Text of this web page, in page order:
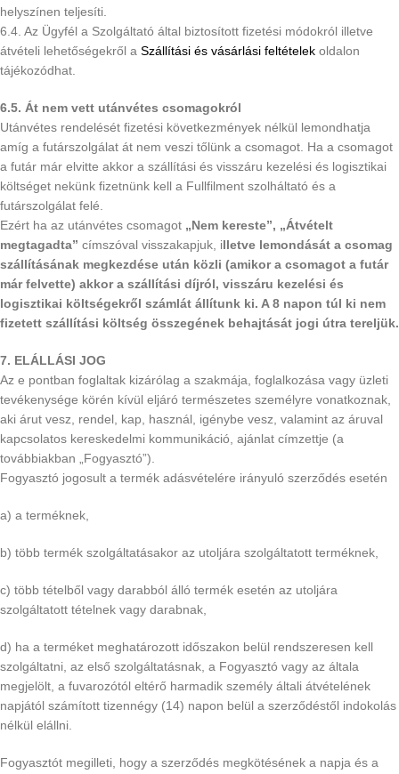
helyszínen teljesíti.
6.4. Az Ügyfél a Szolgáltató által biztosított fizetési módokról illetve
átvételi lehetőségekről a Szállítási és vásárlási feltételek oldalon
tájékozódhat.
6.5. Át nem vett utánvétes csomagokról
Utánvétes rendelését fizetési következmények nélkül lemondhatja
amíg a futárszolgálat át nem veszi tőlünk a csomagot. Ha a csomagot
a futár már elvitte akkor a szállítási és visszáru kezelési és logisztikai
költséget nekünk fizetnünk kell a Fullfilment szolháltató és a
futárszolgálat felé.
Ezért ha az utánvétes csomagot „Nem kereste”, „Átvételt
megtagadta” címszóval visszakapjuk, illetve lemondását a csomag
szállításának megkezdése után közli (amikor a csomagot a futár
már felvette) akkor a szállítási díjról, visszáru kezelési és
logisztikai költségekről számlát állítunk ki. A 8 napon túl ki nem
fizetett szállítási költség összegének behajtását jogi útra tereljük.
7. ELÁLLÁSI JOG
Az e pontban foglaltak kizárólag a szakmája, foglalkozása vagy üzleti
tevékenysége körén kívül eljáró természetes személyre vonatkoznak,
aki árut vesz, rendel, kap, használ, igénybe vesz, valamint az áruval
kapcsolatos kereskedelmi kommunikáció, ajánlat címzettje (a
továbbiakban „Fogyasztó”).
Fogyasztó jogosult a termék adásvételére irányuló szerződés esetén
a) a terméknek,
b) több termék szolgáltatásakor az utoljára szolgáltatott terméknek,
c) több tételből vagy darabból álló termék esetén az utoljára
szolgáltatott tételnek vagy darabnak,
d) ha a terméket meghatározott időszakon belül rendszeresen kell
szolgáltatni, az első szolgáltatásnak, a Fogyasztó vagy az általa
megjelölt, a fuvarozótól eltérő harmadik személy általi átvételének
napjától számított tizennégy (14) napon belül a szerződéstől indokolás
nélkül elállni.
Fogyasztót megilleti, hogy a szerződés megkötésének a napja és a